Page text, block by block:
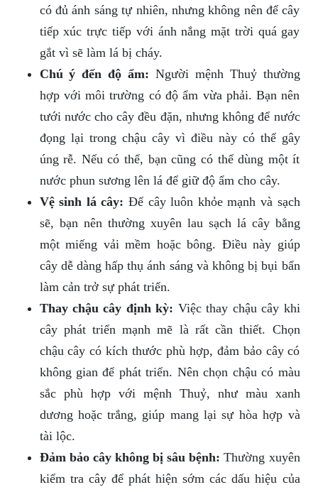
có đủ ánh sáng tự nhiên, nhưng không nên để cây
tiếp xúc trực tiếp với ánh nắng mặt trời quá gay
gắt vì sẽ làm lá bị cháy.
Chú ý đến độ ẩm: Người mệnh Thuỷ thường
hợp với môi trường có độ ẩm vừa phải. Bạn nên
tưới nước cho cây đều đặn, nhưng không để nước
đọng lại trong chậu cây vì điều này có thể gây
úng rễ. Nếu có thể, bạn cũng có thể dùng một ít
nước phun sương lên lá để giữ độ ẩm cho cây.
Vệ sinh lá cây: Để cây luôn khỏe mạnh và sạch
sẽ, bạn nên thường xuyên lau sạch lá cây bằng
một miếng vải mềm hoặc bông. Điều này giúp
cây dễ dàng hấp thụ ánh sáng và không bị bụi bẩn
làm cản trở sự phát triển.
Thay chậu cây định kỳ: Việc thay chậu cây khi
cây phát triển mạnh mẽ là rất cần thiết. Chọn
chậu cây có kích thước phù hợp, đảm bảo cây có
không gian để phát triển. Nên chọn chậu có màu
sắc phù hợp với mệnh Thuỷ, như màu xanh
dương hoặc trắng, giúp mang lại sự hòa hợp và
tài lộc.
Đảm bảo cây không bị sâu bệnh: Thường xuyên
kiểm tra cây để phát hiện sớm các dấu hiệu của